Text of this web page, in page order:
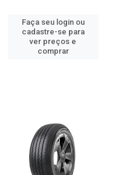
Faça seu login ou
cadastre-se para
ver preços e
comprar